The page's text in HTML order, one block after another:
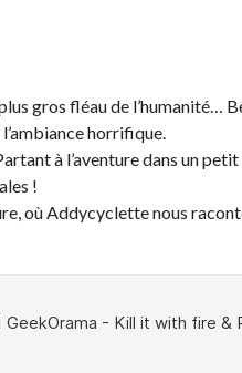
gros fléau de
horrifique.
à l’aventure dans un petit
!
où Addycyclette nous